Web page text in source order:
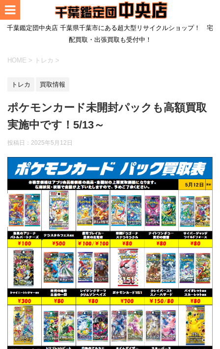
千葉鑑定団中央店 千葉県千葉市にある超大型リサイクルショップ！ 宅
配買取・出張買取も受付中！
HOME > トレカ >
トレカ 買取情報
ポケモンカード未開封パックも高額買取
実施中です！5/13～
投稿日： 2025年5月12日